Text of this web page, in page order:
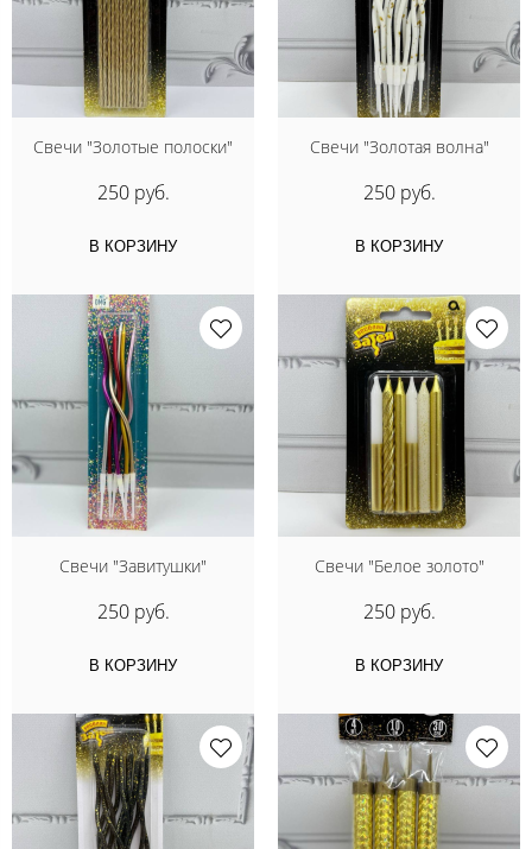
Свечи "Золотые полоски"
250 руб.
В КОРЗИНУ
Свечи "Золотая волна"
250 руб.
В КОРЗИНУ
Свечи "Завитушки"
250 руб.
В КОРЗИНУ
Свечи "Белое золото"
250 руб.
В КОРЗИНУ